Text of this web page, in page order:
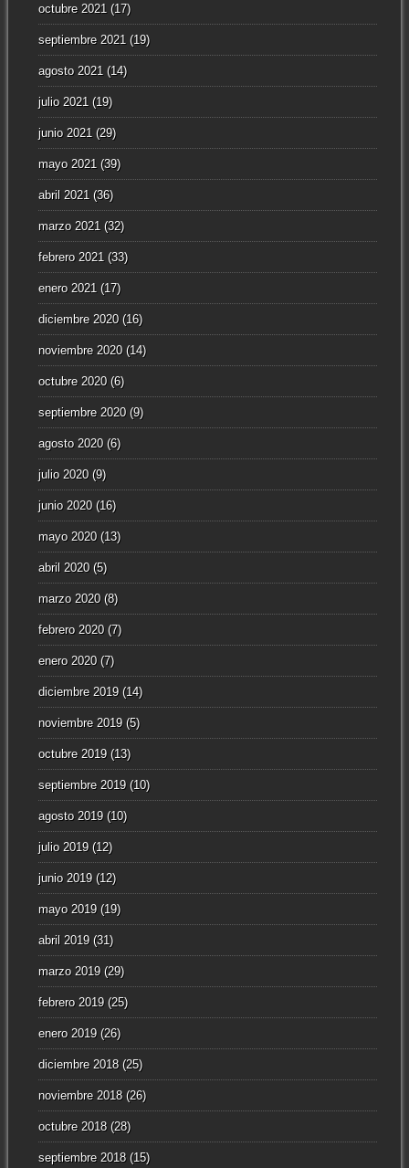
octubre 2021 (17)
septiembre 2021 (19)
agosto 2021 (14)
julio 2021 (19)
junio 2021 (29)
mayo 2021 (39)
abril 2021 (36)
marzo 2021 (32)
febrero 2021 (33)
enero 2021 (17)
diciembre 2020(16)
noviembre 2020(14)
octubre 2020(6)
septiembre 2020(9)
agosto 2020(6)
julio 2020(9)
junio 2020(16)
mayo 2020(13)
abril 2020(5)
marzo 2020(8)
febrero 2020(7)
enero 2020(7)
diciembre 2019(14)
noviembre 2019(5)
octubre 2019(13)
septiembre 2019(10)
agosto 2019(10)
julio 2019(12)
junio 2019(12)
mayo 2019(19)
abril 2019(31)
marzo 2019(29)
febrero 2019(25)
enero 2019(26)
diciembre 2018(25)
noviembre 2018(26)
octubre 2018(28)
septiembre 2018(15)